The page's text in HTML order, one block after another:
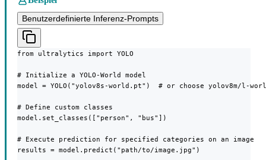
Benutzerdefinierte Inferenz-Prompts
from ultralytics import YOLO
# Initialize a YOLO-World model
model = YOLO("yolov8s-world.pt")  # or choose yolov8m/l-
# Define custom classes
model.set_classes(["person", "bus"])
# Execute prediction for specified categories on an image
results = model.predict("path/to/image.jpg")